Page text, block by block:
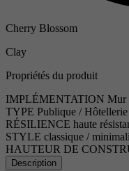
Cherry Blossom
Clay
Propriétés du produit
IMPLÉMENTATION Mur
TYPE Publique /
RÉSILIENCE haute
STYLE classique /
HAUTEUR DE
Description